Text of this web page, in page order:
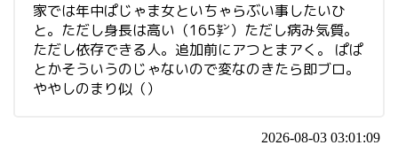
家では年中ぱじゃま女といちゃらぶい事したいひ
と。ただし身長は高い（165㌢）ただし病み気質。
ただし依存できる人。追加前にアつとまアく。 ぱぱ
とかそういうのじゃないので変なのきたら即ブロ。
ややしのまり似（）
2026-08-03 03:01:09